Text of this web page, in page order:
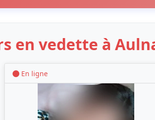
en vedette à
En ligne